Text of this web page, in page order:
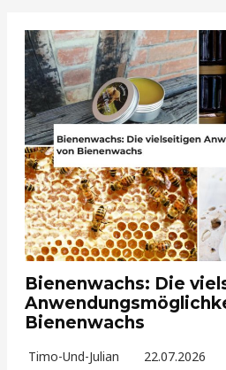
Bienenwachs: Die
Bienenwachs
Timo-Und-Julian 22.07.2026